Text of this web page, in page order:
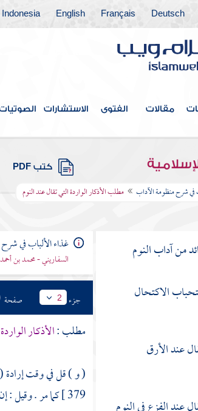
Deutsch
Français
English
Indonesia
مقالات الفتوى الاستشارات
كتب PDF
في شرح منظومة الآداب مطلب الأذكار الواردة التي تقال عند النوم
والمساء
الاستغفار وكثرة
معنى قوله صلى الله
قلبي
التي تقال عند
من آداب النوم
الاكتحال
عند الأرق
غذاء الألباب في
السفاريني - محمد بن
جزء 2 صفحة
مطلب :الأذكار
( و ) قل في وقت إرادة (
379 ] كما مر . وقيل :